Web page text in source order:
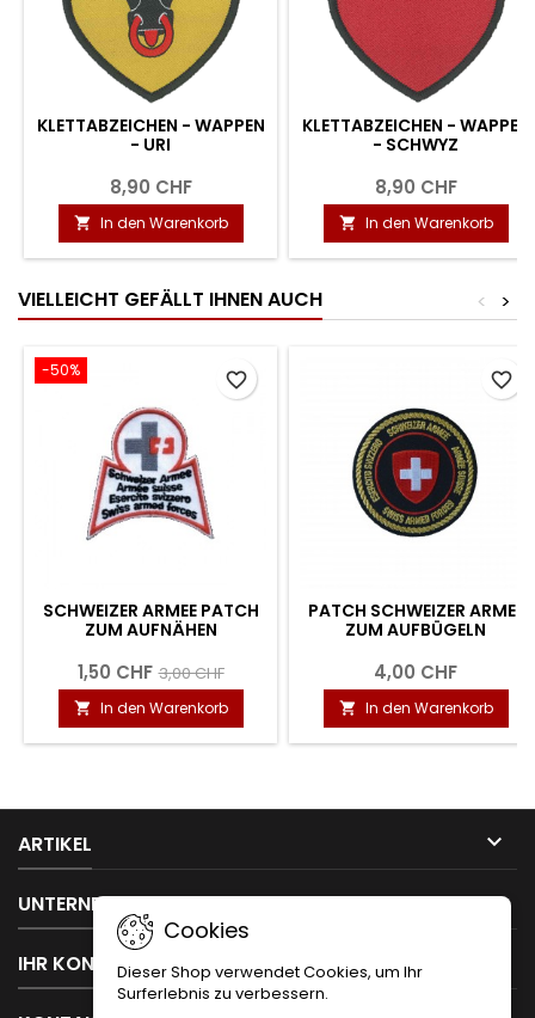
KLETTABZEICHEN - WAPPEN
- URI
8,90 CHF
 In den Warenkorb
KLETTABZEICHEN - WAPPEN
- SCHWYZ
8,90 CHF
 In den Warenkorb
VIELLEICHT GEFÄLLT IHNEN AUCH >
<
-50%
SCHWEIZER ARMEE PATCH
ZUM AUFNÄHEN
1,50 CHF 3,00 CHF
 In den Warenkorb
favorite_border
PATCH SCHWEIZER ARMEE
ZUM AUFBÜGELN
4,00 CHF
 In den Warenkorb
favorite_border
ARTIKEL 
UNTERNEHMEN 
IHR KONTO
Cookies
Dieser Shop verwendet Cookies, um Ihr
Surferlebnis zu verbessern.